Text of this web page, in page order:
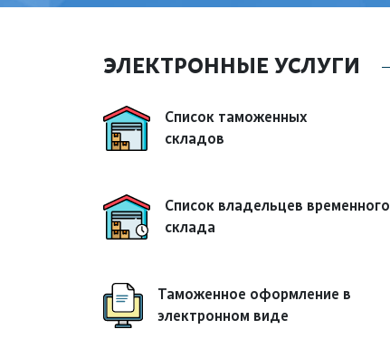
ЭЛЕКТРОННЫЕ УСЛУГИ
Список таможенных
складов
Список владельцев временного
склада
Таможенное оформление в
электронном виде